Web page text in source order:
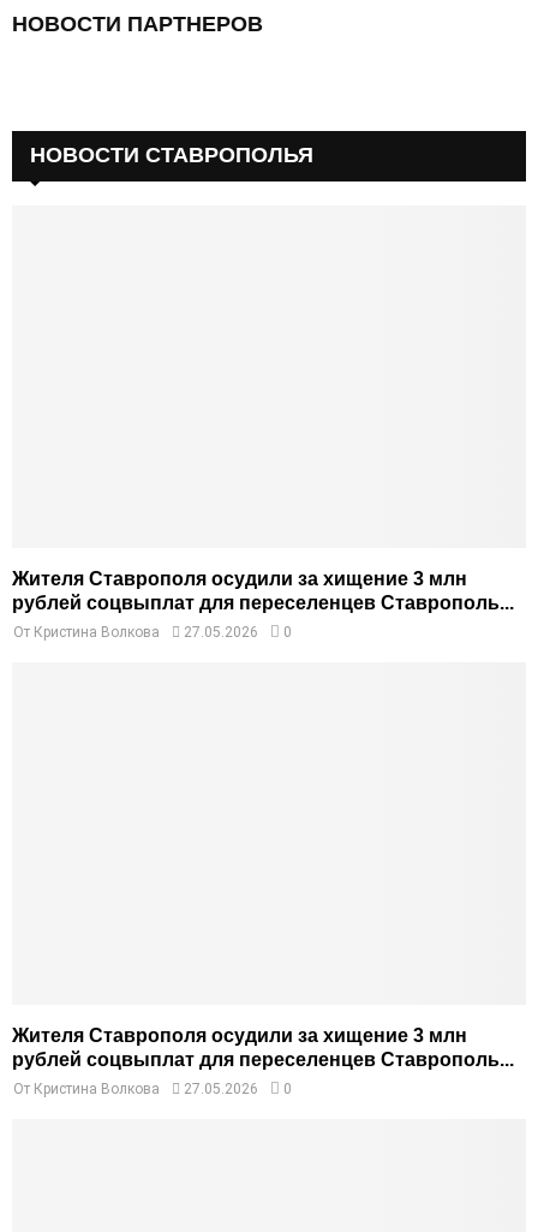
НОВОСТИ ПАРТНЕРОВ
НОВОСТИ СТАВРОПОЛЬЯ
Жителя Ставрополя осудили за хищение 3 млн
рублей соцвыплат для переселенцев Ставрополь...
От Кристина Волкова 27.05.2026 0
Жителя Ставрополя осудили за хищение 3 млн
рублей соцвыплат для переселенцев Ставрополь...
От Кристина Волкова 27.05.2026 0